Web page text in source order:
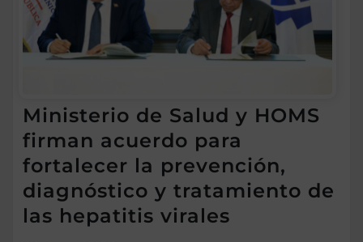
Ministerio de Salud y HOMS
firman acuerdo para
fortalecer la prevención,
diagnóstico y tratamiento de
las hepatitis virales